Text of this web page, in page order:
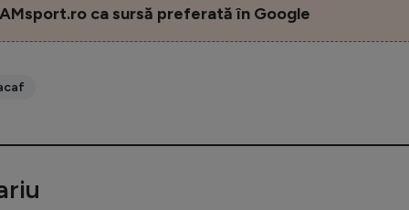
ca sursă preferată în Google